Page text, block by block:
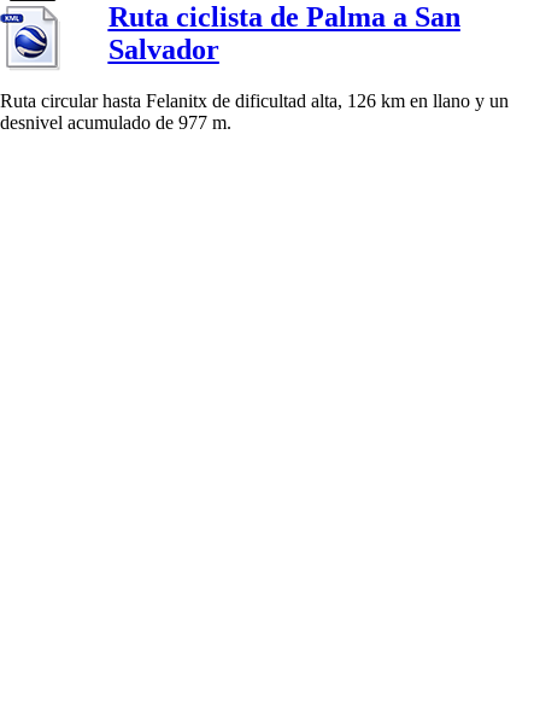
Ruta ciclista de Palma a San
Salvador
Ruta circular hasta Felanitx de dificultad alta, 126 km en llano y un
desnivel acumulado de 977 m.